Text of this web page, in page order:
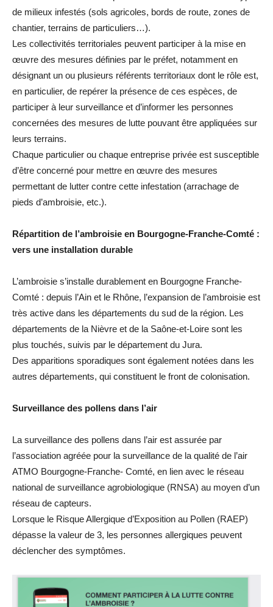
de milieux infestés (sols agricoles, bords de route, zones de
chantier, terrains de particuliers…).
Les collectivités territoriales peuvent participer à la mise en
œuvre des mesures définies par le préfet, notamment en
désignant un ou plusieurs référents territoriaux dont le rôle est,
en particulier, de repérer la présence de ces espèces, de
participer à leur surveillance et d’informer les personnes
concernées des mesures de lutte pouvant être appliquées sur
leurs terrains.
Chaque particulier ou chaque entreprise privée est susceptible
d’être concerné pour mettre en œuvre des mesures
permettant de lutter contre cette infestation (arrachage de
pieds d’ambroisie, etc.).
Répartition de l’ambroisie en Bourgogne-Franche-Comté :
vers une installation durable
L’ambroisie s’installe durablement en Bourgogne Franche-
Comté : depuis l’Ain et le Rhône, l’expansion de l’ambroisie est
très active dans les départements du sud de la région. Les
départements de la Nièvre et de la Saône-et-Loire sont les
plus touchés, suivis par le département du Jura.
Des apparitions sporadiques sont également notées dans les
autres départements, qui constituent le front de colonisation.
Surveillance des pollens dans l’air
La surveillance des pollens dans l’air est assurée par
l’association agréée pour la surveillance de la qualité de l’air
ATMO Bourgogne-Franche- Comté, en lien avec le réseau
national de surveillance agrobiologique (RNSA) au moyen d’un
réseau de capteurs.
Lorsque le Risque Allergique d’Exposition au Pollen (RAEP)
dépasse la valeur de 3, les personnes allergiques peuvent
déclencher des symptômes.